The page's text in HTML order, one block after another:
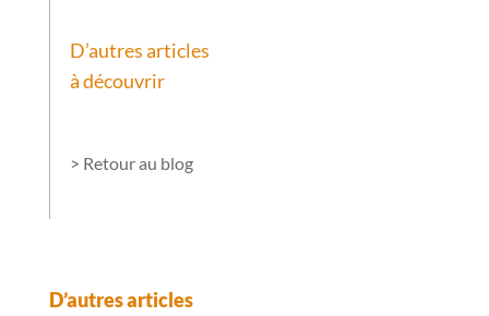
D’autres articles
à découvrir
> Retour au blog
D’autres articles